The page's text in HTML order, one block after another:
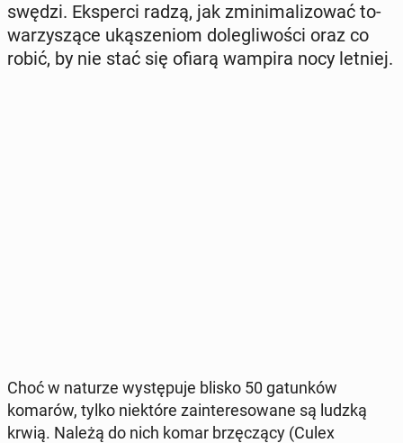
swędzi. Eks­per­ci radzą, jak zmi­ni­ma­li­zo­wać to­
wa­rzy­szą­ce uką­sze­niom do­le­gli­wo­ści oraz co
robić, by nie stać się ofiarą wampira nocy letniej.
Choć w naturze wy­stę­pu­je blisko 50 ga­tun­ków
komarów, tylko nie­któ­re za­in­te­re­so­wa­ne są ludzką
krwią. Należą do nich komar brzę­czą­cy (Culex